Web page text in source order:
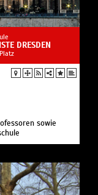
DRESDEN
sowie